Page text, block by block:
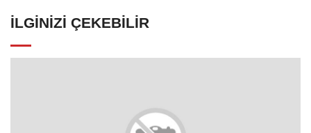
İLGINIZI ÇEKEBILIR